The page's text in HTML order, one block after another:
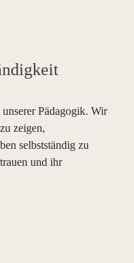
Pädagogik. Wir
zeigen,
selbstständig zu
und ihr